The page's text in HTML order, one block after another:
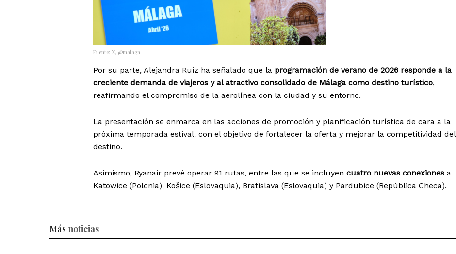
Fuente: X, @malaga
Por su parte, Alejandra Ruiz ha señalado que la programación de verano de 2026 responde a la
creciente demanda de viajeros y al atractivo consolidado de Málaga como destino turístico,
reafirmando el compromiso de la aerolínea con la ciudad y su entorno.
La presentación se enmarca en las acciones de promoción y planificación turística de cara a la
próxima temporada estival, con el objetivo de fortalecer la oferta y mejorar la competitividad del
destino.
Asimismo, Ryanair prevé operar 91 rutas, entre las que se incluyen cuatro nuevas conexiones a
Katowice (Polonia), Košice (Eslovaquia), Bratislava (Eslovaquia) y Pardubice (República Checa).
Más noticias